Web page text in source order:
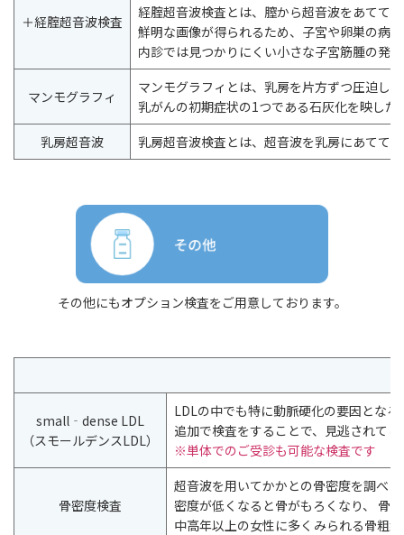
＋経腟超音波検査
経腟超音波検査とは、膣から超音波をあてて
鮮明な画像が得られるため、子宮や卵巣の病
内診では見つかりにくい小さな子宮筋腫の発
マンモグラフィ
マンモグラフィとは、乳房を片方ずつ圧迫し
乳がんの初期症状の1つである石灰化を映しだ
乳房超音波
乳房超音波検査とは、超音波を乳房にあてて
その他にもオプション検査をご用意しております。
small‐dense LDL
（スモールデンスLDL）
LDLの中でも特に動脈硬化の要因とな
追加で検査をすることで、見逃されて
※単体でのご受診も可能な検査です
骨密度検査
超音波を用いてかかとの骨密度を調べま
密度が低くなると骨がもろくなり、 骨
中高年以上の女性に多くみられる骨粗